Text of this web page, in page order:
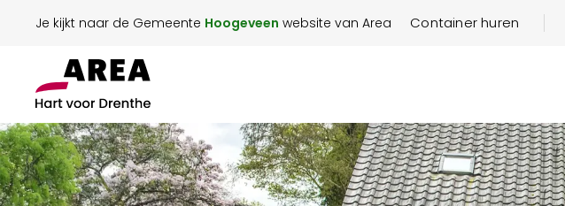
Je kijkt naar de Gemeente Hoogeveen website van Area Container huren